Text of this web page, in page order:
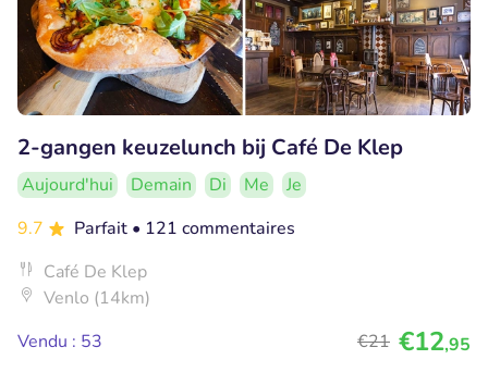
2-gangen keuzelunch bij Café De Klep
Aujourd'hui Demain Di Me
Je
9.7
Parfait • 121 commentaires
Café De Klep
Venlo (14km)
Vendu : 53
€21 €12,95